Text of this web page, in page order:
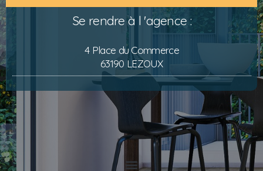
Se rendre à l 'agence :
4 Place du Commerce
63190 LEZOUX